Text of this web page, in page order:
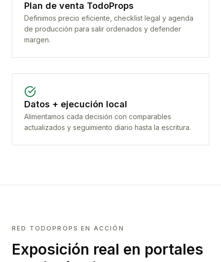
Plan de venta TodoProps
Definimos precio eficiente, checklist legal y agenda
de producción para salir ordenados y defender
margen.
Datos + ejecución local
Alimentamos cada decisión con comparables
actualizados y seguimiento diario hasta la escritura.
RED TODOPROPS EN ACCIÓN
Exposición real en portales